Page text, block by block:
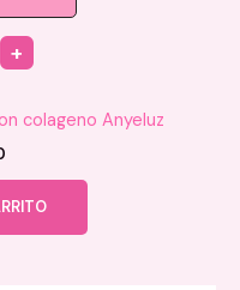
colageno Anyeluz